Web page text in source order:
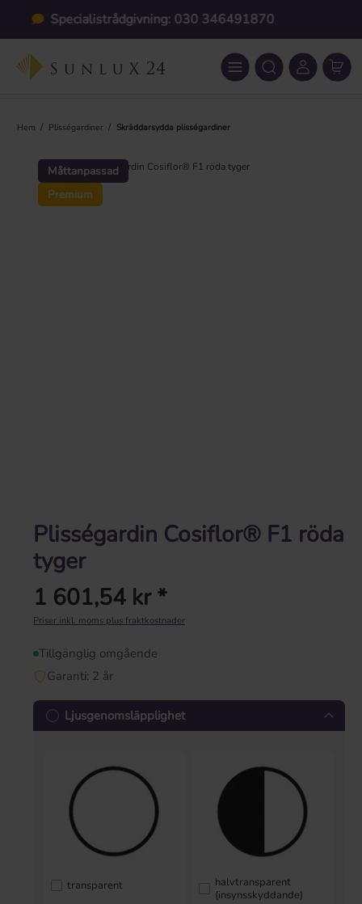
Hoppa till huvudinnehåll Individuell anpassning
Hem / Plisségardiner / Skräddarsydda plisségardiner
Måttanpassad
Premium
Hoppa över bildgalleri
Plisségardin Cosiflor® F1 röda
tyger
Ordinarie pris:
1 601,54 kr *
Priser inkl. moms plus fraktkostnader
Tillgänglig omgående
Garanti: 2 år
Ljusgenomsläpplighet
transparent
halvtransparent
(insynsskyddande)